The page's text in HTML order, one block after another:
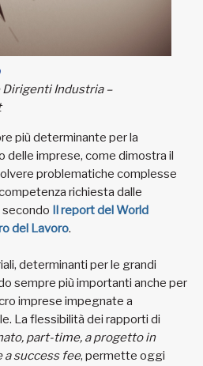
Dirigenti Industria –
più determinante per la
delle imprese, come dimostra il
problematiche complesse
richiesta dalle
secondo Il report del World
del Lavoro.
determinanti per le grandi
sempre più importanti anche per
imprese impegnate a
La flessibilità dei rapporti di
part-time, a progetto in
success fee, permette oggi